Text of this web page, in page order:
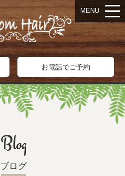
お電話でご予約
MENU
Blog
ブログ